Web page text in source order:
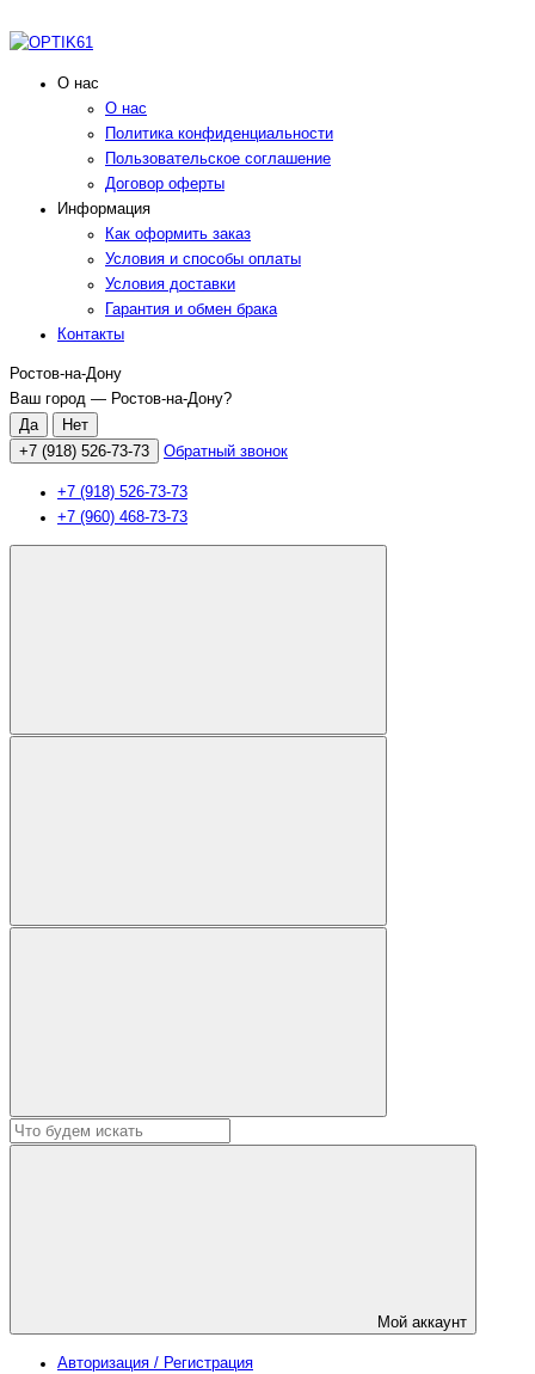
О нас
О нас
Политика конфиденциальности
Пользовательское соглашение
Договор оферты
Информация
Как оформить заказ
Условия и способы оплаты
Условия доставки
Гарантия и обмен брака
Контакты
Ростов-на-Дону
Ваш город — Ростов-на-Дону?
+7 (918) 526-73-73 Обратный звонок
+7 (918) 526-73-73
+7 (960) 468-73-73
Мой аккаунт
Авторизация / Регистрация